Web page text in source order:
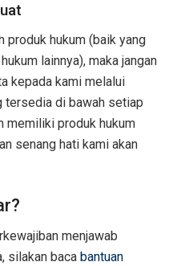
produk hukum (baik yang
lainnya), maka jangan
kepada kami melalui
tersedia di bawah setiap
memiliki produk hukum
senang hati kami akan
menjawab
silakan baca bantuan